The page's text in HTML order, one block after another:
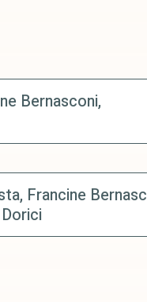
Bernasconi,
Francine